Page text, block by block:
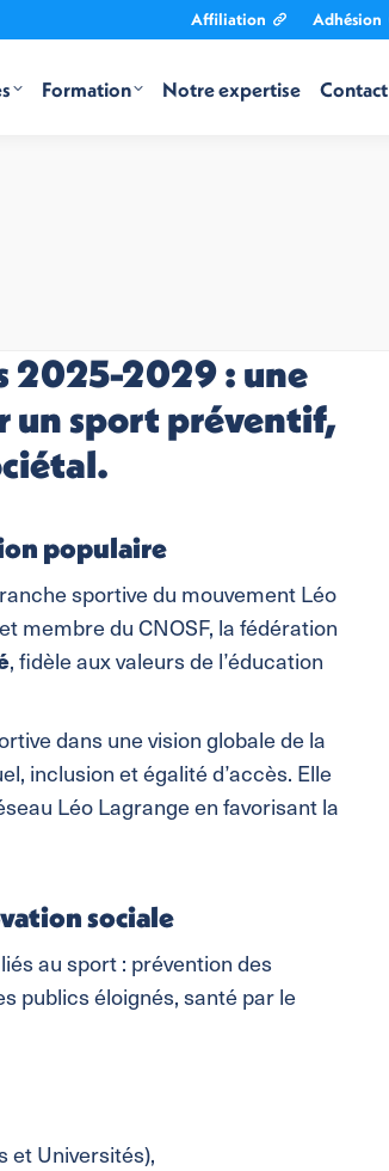
Affiliation Adhésion
Formation Notre expertise Contact
2025-2029 : une
un sport préventif,
populaire
sportive du mouvement Léo
membre du CNOSF, la fédération
, fidèle aux valeurs de l’éducation
dans une vision globale de la
inclusion et égalité d’accès. Elle
Léo Lagrange en favorisant la
sociale
au sport : prévention des
publics éloignés, santé par le
et Universités),